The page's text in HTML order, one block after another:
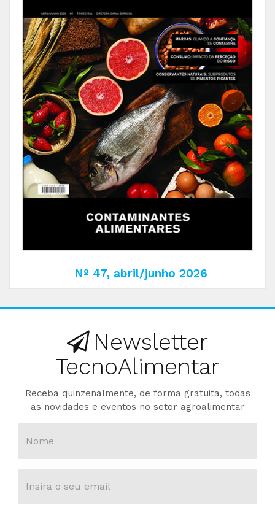
Nº 47, abril/junho 2026
Newsletter
TecnoAlimentar
Receba quinzenalmente, de forma gratuita, todas
as novidades e eventos no setor agroalimentar